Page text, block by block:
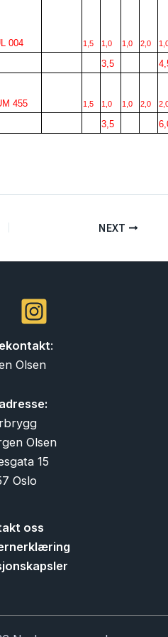
004 1,5 1,0 1,0 2,0
3,5
455 1,5 1,0 1,0 2,0
3,5
NEXT
:
Olsen
Olsen
15
Oslo
oss